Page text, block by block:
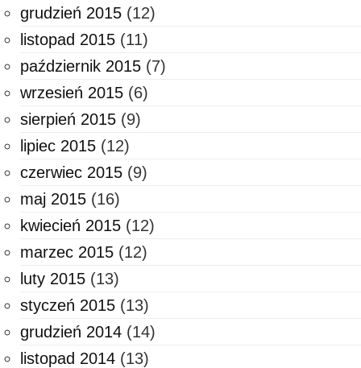
grudzień 2015 (12)
listopad 2015 (11)
październik 2015 (7)
wrzesień 2015 (6)
sierpień 2015 (9)
lipiec 2015 (12)
czerwiec 2015 (9)
maj 2015 (16)
kwiecień 2015 (12)
marzec 2015 (12)
luty 2015 (13)
styczeń 2015 (13)
grudzień 2014 (14)
listopad 2014 (13)